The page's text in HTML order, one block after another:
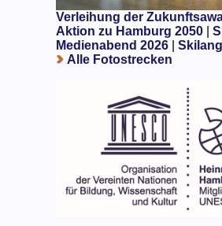
Verleihung der
Aktion zu Hamburg 2050
Medienabend 2026|
Alle Fotostrecken